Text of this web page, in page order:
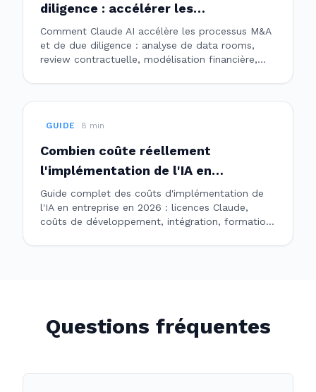
diligence : accélérer les
transactions
Comment Claude AI accélère les processus M&A
et de due diligence : analyse de data rooms,
review contractuelle, modélisation financière,
GUIDE 8 min
Combien coûte réellement
l'implémentation de l'IA en
entreprise en 2026
Guide complet des coûts d'implémentation de
l'IA en entreprise en 2026 : licences Claude,
coûts de développement, intégration, formation,
Questions fréquentes